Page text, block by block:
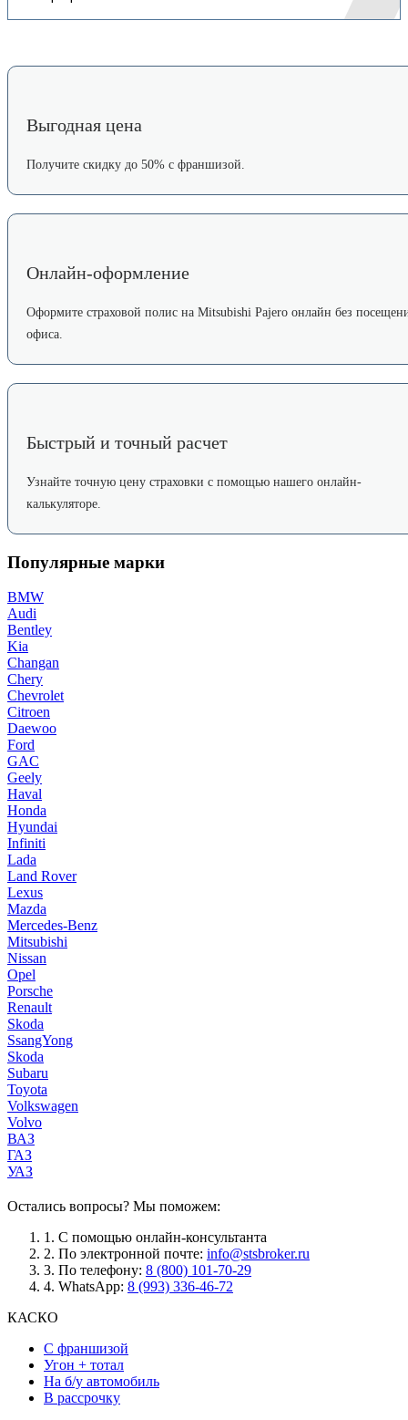
Выгодная цена
Получите скидку до 50% с франшизой.
Онлайн-оформление
Оформите страховой полис на Mitsubishi Pajero онлайн без
офиса.
Быстрый и точный расчет
Узнайте точную цену страховки с помощью нашего онлайн-
калькуляторе.
Популярные марки
BMW
Audi
Bentley
Kia
Changan
Chery
Chevrolet
Citroen
Daewoo
Ford
GAC
Geely
Haval
Honda
Hyundai
Infiniti
Lada
Land Rover
Lexus
Mazda
Mercedes-Benz
Mitsubishi
Nissan
Opel
Porsche
Renault
Skoda
SsangYong
Skoda
Subaru
Toyota
Volkswagen
Volvo
ВАЗ
ГАЗ
УАЗ
Остались вопросы? Мы поможем:
1. С помощью онлайн-консультанта
2. По электронной почте: info@stsbroker.ru
3. По телефону: 8 (800) 101-70-29
4. WhatsApp: 8 (993) 336-46-72
КАСКО
С франшизой
Угон + тотал
На б/у автомобиль
В рассрочку